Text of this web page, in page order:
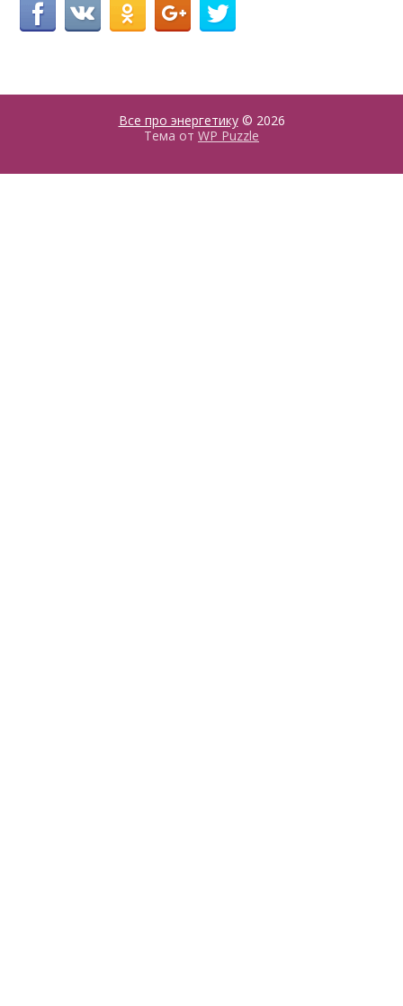
Все про энергетику© 2026
Тема от WP Puzzle